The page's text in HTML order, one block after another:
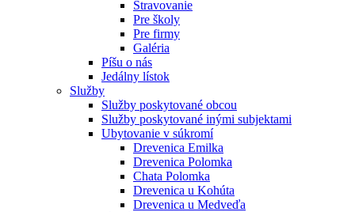
Stravovanie
Pre školy
Pre firmy
Galéria
Píšu o nás
Jedálny lístok
Služby
Služby poskytované obcou
Služby poskytované inými subjektami
Ubytovanie v súkromí
Drevenica Emilka
Drevenica Polomka
Chata Polomka
Drevenica u Kohúta
Drevenica u Medveďa